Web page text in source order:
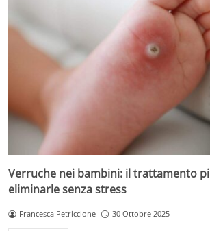
Verruche nei bambini: il trattamento
eliminarle senza stress
Francesca Petriccione 30 Ottobre 2025